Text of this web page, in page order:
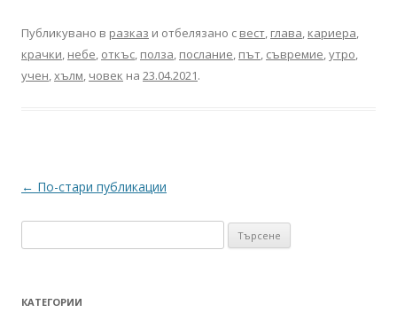
Публикувано в разказ и отбелязано с вест, глава, кариера,
крачки, небе, откъс, полза, послание, път, съвремие,утро,
учен,хълм, човек на 23.04.2021.
Навигация
← По-стари публикации
за:
КАТЕГОРИИ